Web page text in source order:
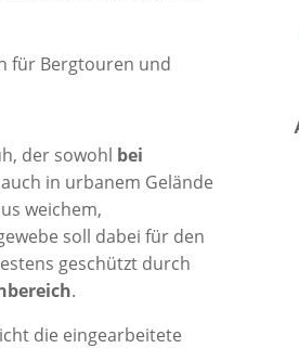
der sowohl bei
in urbanem Gelände
weichem,
soll dabei für den
geschützt durch
.
die eingearbeitete